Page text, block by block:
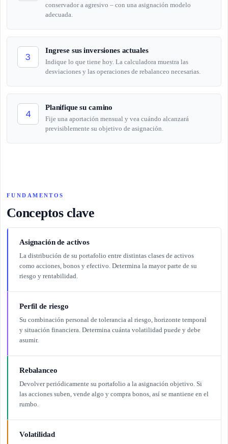
conservador a agresivo – con una asignación modelo
adecuada.
3
Ingrese sus inversiones actuales
Indique lo que tiene hoy. La calculadora muestra las
desviaciones y las operaciones de rebalanceo necesarias.
4
Planifique su camino
Fije una aportación mensual y vea cuándo alcanzará
previsiblemente su objetivo de asignación.
FUNDAMENTOS
Conceptos clave
Asignación de activos
La distribución de su portafolio entre distintas clases de activos
como acciones, bonos y efectivo. Determina la mayor parte de su
riesgo y rentabilidad.
Perfil de riesgo
Su combinación personal de tolerancia al riesgo, horizonte temporal
y situación financiera. Determina cuánta volatilidad puede y debe
asumir.
Rebalanceo
Devolver periódicamente su portafolio a la asignación objetivo. Si
las acciones suben, vende algo y compra bonos, así se mantiene en el
rumbo.
Volatilidad